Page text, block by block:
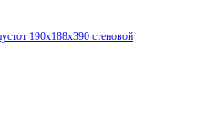
190х188х390 стеновой